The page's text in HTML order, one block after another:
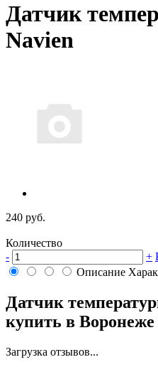
Датчик
Navien
240 руб.
Количество
-
+
Описание
Датчик
купить в Воронеже
Загрузка отзывов...